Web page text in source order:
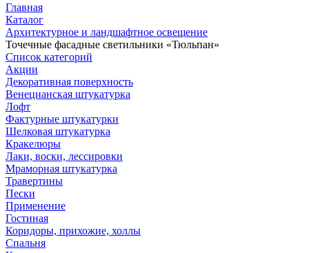
Главная
Каталог
Архитектурное и ландшафтное освещение
Точечные фасадные светильники «Тюльпан»
Список категорий
Акции
Декоративная поверхность
Венецианская штукатурка
Лофт
Фактурные штукатурки
Шелковая штукатурка
Кракелюры
Лаки, воски, лессировки
Мраморная штукатурка
Травертины
Пески
Применение
Гостиная
Коридоры, прихожие, холлы
Спальня